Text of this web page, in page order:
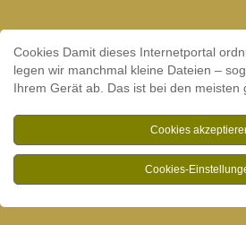
Cookies Damit dieses Internetportal
legen wir manchmal kleine Dateien –
Ihrem Gerät ab. Das ist bei den meisten
Cookies
Cookies-